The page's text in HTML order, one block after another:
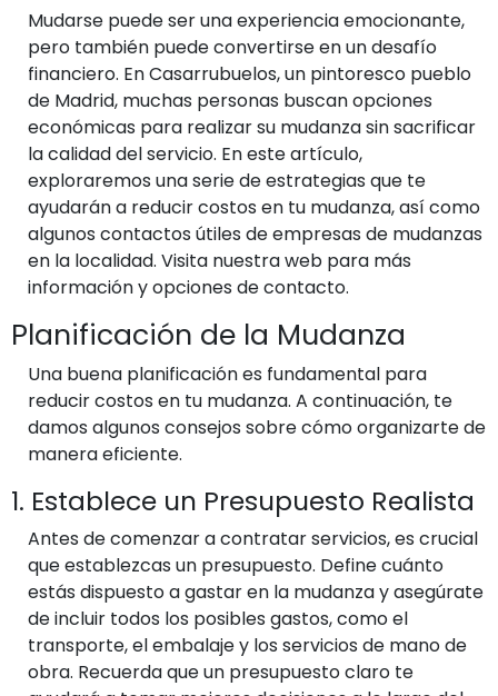
Mudarse puede ser una experiencia emocionante,
pero también puede convertirse en un desafío
financiero. En Casarrubuelos, un pintoresco pueblo
de Madrid, muchas personas buscan opciones
económicas para realizar su mudanza sin sacrificar
la calidad del servicio. En este artículo,
exploraremos una serie de estrategias que te
ayudarán a reducir costos en tu mudanza, así como
algunos contactos útiles de empresas de mudanzas
en la localidad. Visita nuestra web para más
información y opciones de contacto.
Planificación de la Mudanza
Una buena planificación es fundamental para
reducir costos en tu mudanza. A continuación, te
damos algunos consejos sobre cómo organizarte de
manera eficiente.
1. Establece un Presupuesto Realista
Antes de comenzar a contratar servicios, es crucial
que establezcas un presupuesto. Define cuánto
estás dispuesto a gastar en la mudanza y asegúrate
de incluir todos los posibles gastos, como el
transporte, el embalaje y los servicios de mano de
obra. Recuerda que un presupuesto claro te